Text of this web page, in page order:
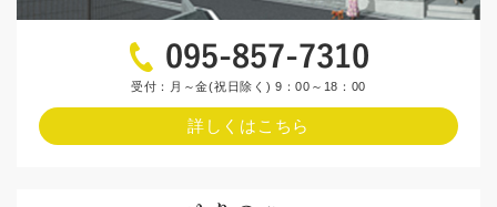
受付：月～金(祝日除く) 9：00～18：00
詳しくはこちら